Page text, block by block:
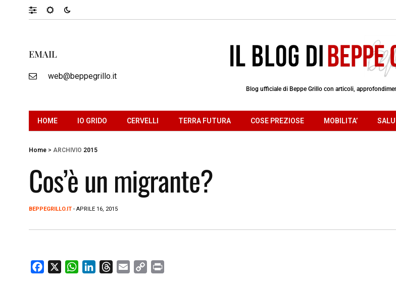
EMAIL
web@beppegrillo.it
Blog ufficiale di Beppe Grillo con articoli,
HOME IO GRIDO CERVELLI TERRA FUTURA COSE PREZIOSE MOBILITA’
Home > ARCHIVIO 2015
Cos’è un migrante?
BEPPEGRILLO.IT - APRILE 16, 2015
W